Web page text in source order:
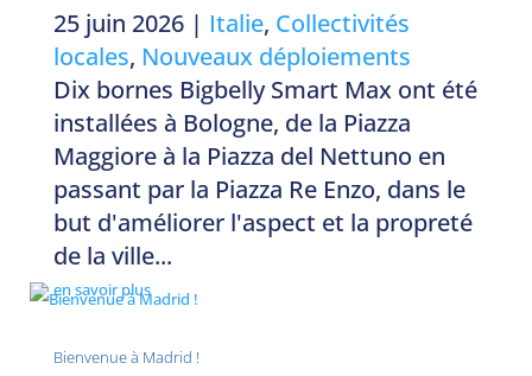
25 juin 2026| Italie, Collectivités
locales, Nouveaux déploiements
Dix bornes Bigbelly Smart Max ont été
installées à Bologne, de la Piazza
Maggiore à la Piazza del Nettuno en
passant par la Piazza Re Enzo, dans le
but d'améliorer l'aspect et la propreté
de la ville...
en savoir plus
Bienvenue à Madrid !